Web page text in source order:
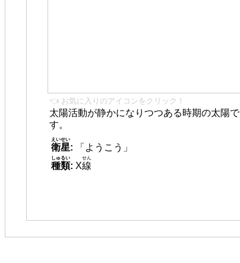
👈 お気に入りのアイコンをクリック！
太陽活動が静かになりつつある時期の太陽で
す。
衛星
えいせい
:
「ようこう」
種類
しゅるい
: X線
せん